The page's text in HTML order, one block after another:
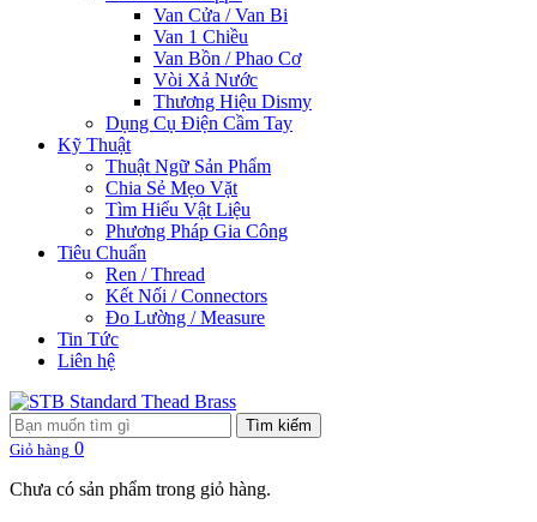
Van Cửa / Van Bi
Van 1 Chiều
Van Bồn / Phao Cơ
Vòi Xả Nước
Thương Hiệu Dismy
Dụng Cụ Điện Cầm Tay
Kỹ Thuật
Thuật Ngữ Sản Phẩm
Chia Sẻ Mẹo Vặt
Tìm Hiểu Vật Liệu
Phương Pháp Gia Công
Tiêu Chuẩn
Ren / Thread
Kết Nối / Connectors
Đo Lường / Measure
Tin Tức
Liên hệ
Tìm kiếm
Giỏ hàng 0
Chưa có sản phẩm trong giỏ hàng.